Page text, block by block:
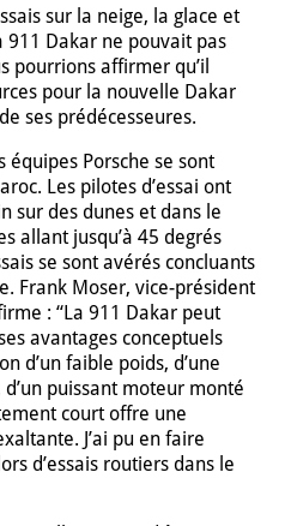
sur la neige, la glace et
Dakar ne pouvait pas
pourrions affirmer qu’il
pour la nouvelle Dakar
ses prédécesseures.
équipes Porsche se sont
Les pilotes d’essai ont
sur des dunes et dans le
allant jusqu’à 45 degrés
se sont avérés concluants
Frank Moser, vice-président
: “La 911 Dakar peut
avantages conceptuels
d’un faible poids, d’une
puissant moteur monté
court offre une
J’ai pu en faire
d’essais routiers dans le